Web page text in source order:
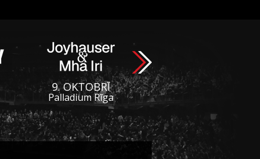
9. OKTOBRĪ
Palladium Rīga